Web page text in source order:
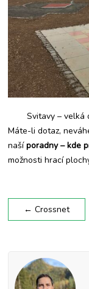
Svitavy – velká
Máte-li dotaz,
našíporadny – kde
možnosti hrací
← Crossnet